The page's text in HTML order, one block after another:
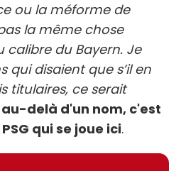
ou la méforme de
la même chose
du Bayern. Je
qui disaient que s’il en
titulaires, ce serait
au-delà d'un nom, c'est
qui se joue ici.